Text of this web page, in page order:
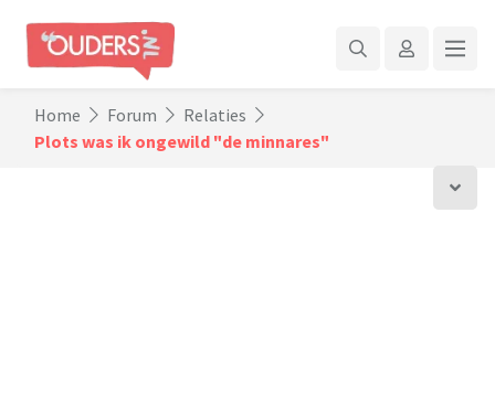
Home Forum
Relaties
Plots was ik ongewild "de minnares"